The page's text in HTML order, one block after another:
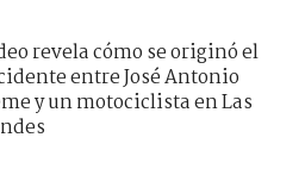
revela cómo se originó el
entre José Antonio
y un motociclista en Las